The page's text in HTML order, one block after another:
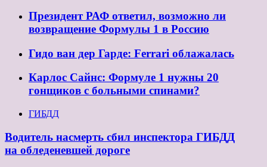
Президент РАФ ответил, возможно ли
возвращение Формулы 1 в Россию
Гидо ван дер Гарде: Ferrari облажалась
Карлос Сайнс: Формуле 1 нужны 20
гонщиков с больными спинами?
ГИБДД
Водитель насмерть сбил инспектора ГИБДД
на обледеневшей дороге